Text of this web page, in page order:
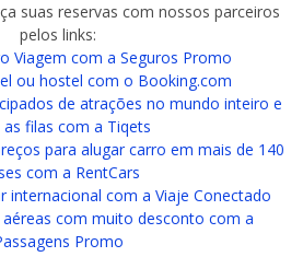
suas reservas com nossos parceiros
pelos links:
Viagem com a Seguros Promo
ou hostel com o Booking.com
de atrações no mundo inteiro e
as filas com a Tiqets
para alugar carro em mais de 140
com a RentCars
internacional com a Viaje Conectado
com muito desconto com a
Promo